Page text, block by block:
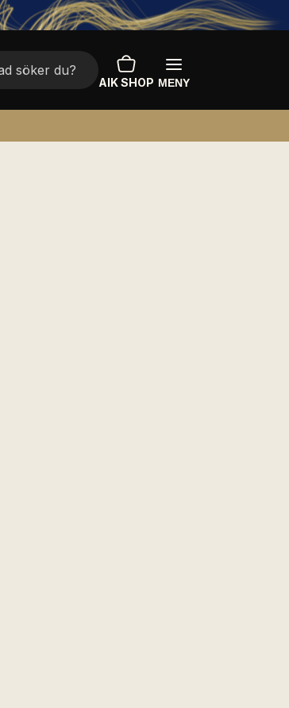
AIK SHOP MENY